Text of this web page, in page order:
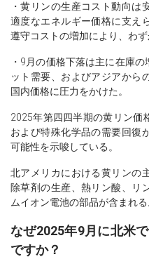
・黄リンの生産コスト動向は
適度なエネルギー価格に支え
遵守コストの増加により、わ
・9月の価格下落は主に在庫
ット需要、およびアジアから
国内価格に圧力をかけた。
2025年第四四半期の黄リン価
および特殊化学品の需要回復
可能性を示唆している。
北アメリカにおける黄リンの
除草剤の生産、熱リン酸、リ
ムイオン電池の部品が含まれる
なぜ2025年9月に北米
ですか？